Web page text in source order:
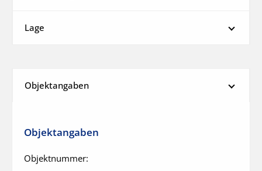
Lage
Objektangaben
Objektangaben
Objektnummer: